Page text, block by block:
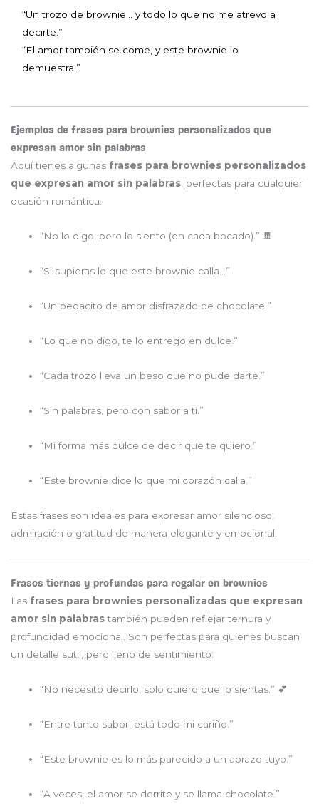
“Un trozo de brownie… y todo lo que no me atrevo a
decirte.”
“El amor también se come, y este brownie lo
demuestra.”
Ejemplos de frases para brownies personalizados que
expresan amor sin palabras
Aquí tienes algunas frases para brownies personalizados
que expresan amor sin palabras , perfectas para cualquier
ocasión romántica:
“No lo digo, pero lo siento (en cada bocado).” 🍫
“Si supieras lo que este brownie calla…”
“Un pedacito de amor disfrazado de chocolate.”
“Lo que no digo, te lo entrego en dulce.”
“Cada trozo lleva un beso que no pude darte.”
“Sin palabras, pero con sabor a ti.”
“Mi forma más dulce de decir que te quiero.”
“Este brownie dice lo que mi corazón calla.”
Estas frases son ideales para expresar amor silencioso,
admiración o gratitud de manera elegante y emocional.
Frases tiernas y profundas para regalar en brownies
Las frases para brownies personalizadas que expresan
amor sin palabrastambién pueden reflejar ternura y
profundidad emocional. Son perfectas para quienes buscan
un detalle sutil, pero lleno de sentimiento:
“No necesito decirlo, solo quiero que lo sientas.” 💕
“Entre tanto sabor, está todo mi cariño.”
“Este brownie es lo más parecido a un abrazo tuyo.”
“A veces, el amor se derrite y se llama chocolate.”